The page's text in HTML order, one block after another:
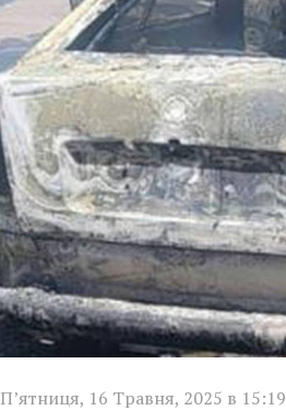
П’ятниця, 16 Травня, 2025 в 15:19